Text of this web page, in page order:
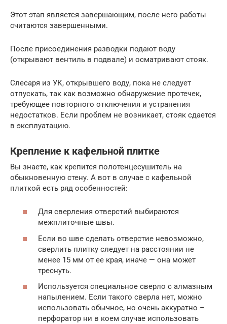
Этот этап является завершающим, после него работы
считаются завершенными.
После присоединения разводки подают воду
(открывают вентиль в подвале) и осматривают стояк.
Слесаря из УК, открывшего воду, пока не следует
отпускать, так как возможно обнаружение протечек,
требующее повторного отключения и устранения
недостатков. Если проблем не возникает, стояк сдается
в эксплуатацию.
Крепление к кафельной плитке
Вы знаете, как крепится полотенцесушитель на
обыкновенную стену. А вот в случае с кафельной
плиткой есть ряд особенностей:
Для сверления отверстий выбираются
межплиточные швы.
Если во шве сделать отверстие невозможно,
сверлить плитку следует на расстоянии не
менее 15 мм от ее края, иначе — она может
треснуть.
Используется специальное сверло с алмазным
напылением. Если такого сверла нет, можно
использовать обычное, но очень аккуратно –
перфоратор ни в коем случае использовать